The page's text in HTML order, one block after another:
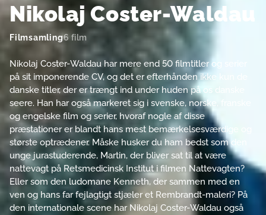
Nikolaj Coster-Waldau
Filmsamling6 film
Nikolaj Coster-Waldau har mere end 50 filmtitler og serier
på sit imponerende CV, og det er efterhånden ikke kun de
danske titler, der er trængt ind under huden på os danske
seere. Han har også markeret sig i svenske, norske, franske
og engelske film og serier, hvoraf nogle af disse
præstationer er blandt hans mest bemærkelsesværdige og
største optrædener. Måske husker du ham bedst som den
unge jurastuderende, Martin, der bliver sat til at være
nattevagt på Retsmedicinsk Institut i filmen Nattevagten?
Eller som den ludomane Kenneth, der sammen med en
ven og hans far fejlagtigt stjæler et Rembrandt-maleri? På
den internationale scene har Nikolaj Coster-Waldau også